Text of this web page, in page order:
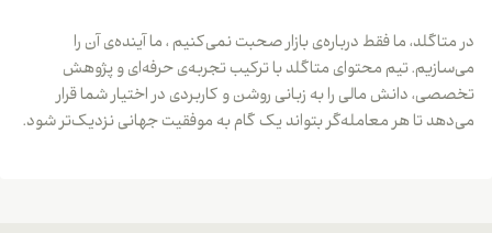
در متاگلد، ما فقط درباره‌ی بازار صحبت نمی‌کنیم ، ما آینده‌ی آن را
می‌سازیم. تیم محتوای متاگلد با ترکیب تجربه‌ی حرفه‌ای و پژوهش
تخصصی، دانش مالی را به زبانی روشن و کاربردی در اختیار شما قرار
می‌دهد تا هر معامله‌گر بتواند یک گام به موفقیت جهانی نزدیک‌تر شود.